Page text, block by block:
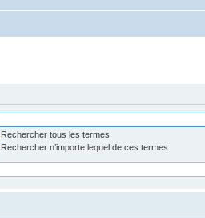
Rechercher tous les termes
Rechercher n’importe lequel de ces termes